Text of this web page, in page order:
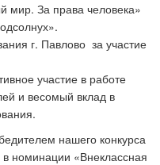
мир. За права человека»
г. Павлово за участие
участие в работе
и весомый вклад в
нашего конкурса
в номинации «Внеклассная